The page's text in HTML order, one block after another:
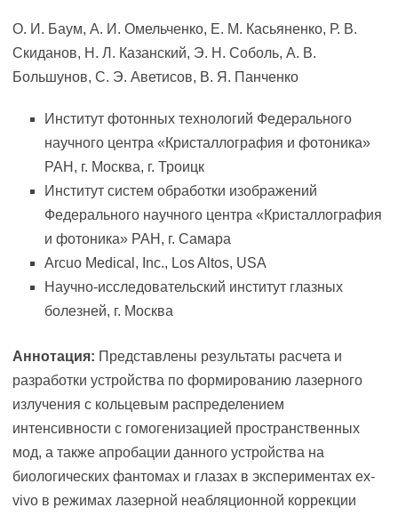
О. И. Баум, А. И. Омельченко, Е. М. Касьяненко, Р. В.
Скиданов, Н. Л. Казанский, Э. Н. Соболь, А. В.
Большунов, С. Э. Аветисов, В. Я. Панченко
Институт фотонных технологий Федерального
научного центра «Кристаллография и фотоника»
РАН, г. Москва, г. Троицк
Институт систем обработки изображений
Федерального научного центра «Кристаллография
и фотоника» РАН, г. Самара
Arcuo Medical, Inc., Los Altos, USA
Научно-исследовательский институт глазных
болезней, г. Москва
Аннотация: Представлены результаты расчета и
разработки устройства по формированию лазерного
излучения с кольцевым распределением
интенсивности с гомогенизацией пространственных
мод, а также апробации данного устройства на
биологических фантомах и глазах в экспериментах ex-
vivo в режимах лазерной неабляционной коррекции